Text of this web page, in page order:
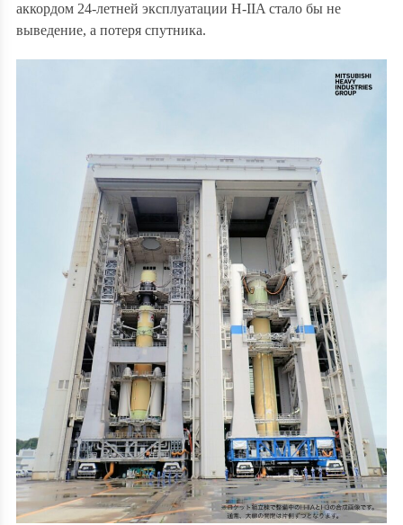
аккордом 24-летней эксплуатации H-IIA стало бы не
выведение, а потеря спутника.